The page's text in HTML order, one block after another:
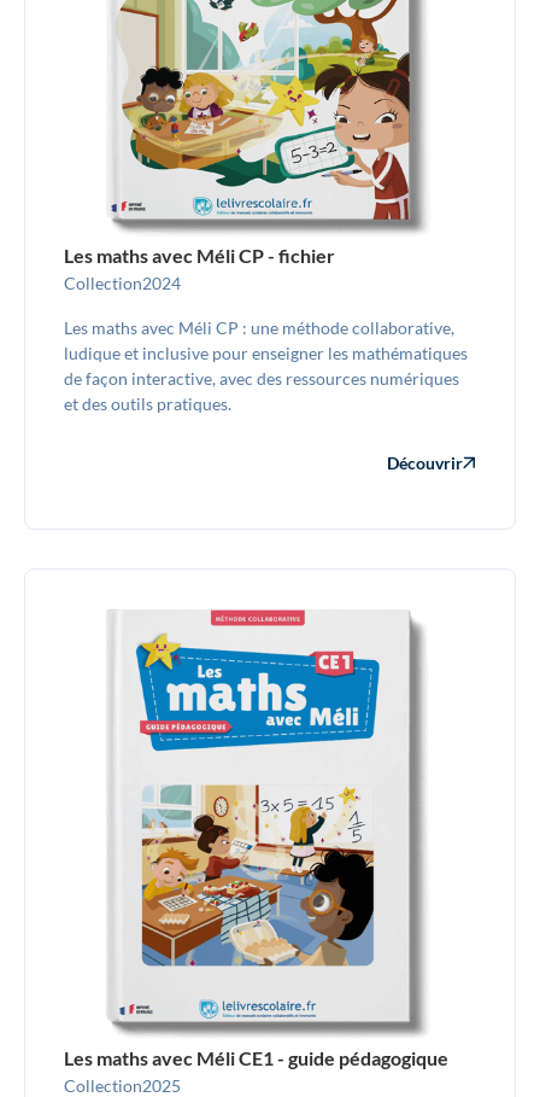
Les maths avec Méli CP - fichier
Collection2024
Les maths avec Méli CP : une méthode collaborative,
ludique et inclusive pour enseigner les mathématiques
de façon interactive, avec des ressources numériques
et des outils pratiques.
Découvrir
Les maths avec Méli CE1 - guide pédagogique
Collection2025